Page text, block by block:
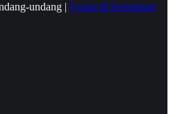
undang | Syarat & Ketentuan